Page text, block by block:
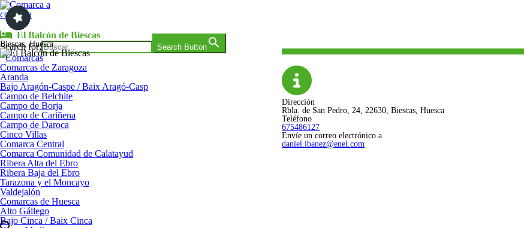
Saltar
al
contenido
Comarca a comarca
Search for: Search Button
Comarcas
Comarcas de Zaragoza
Aranda
Bajo Aragón-Caspe / Baix Aragó-Casp
Campo de Belchite
Campo de Borja
Campo de Cariñena
Campo de Daroca
Cinco Villas
Comarca Central
Comarca Comunidad de Calatayud
Ribera Alta del Ebro
Ribera Baja del Ebro
Tarazona y el Moncayo
Valdejalón
Comarcas de Huesca
Alto Gállego
Bajo Cinca / Baix Cinca
El Balcón de Biescas
Biescas, Huesca
Dirección
Rbla. de San Pedro, 24, 22630, Biescas, Huesca
Teléfono
675486127
Envíe un correo electrónico a
daniel.ibanez@enel.com